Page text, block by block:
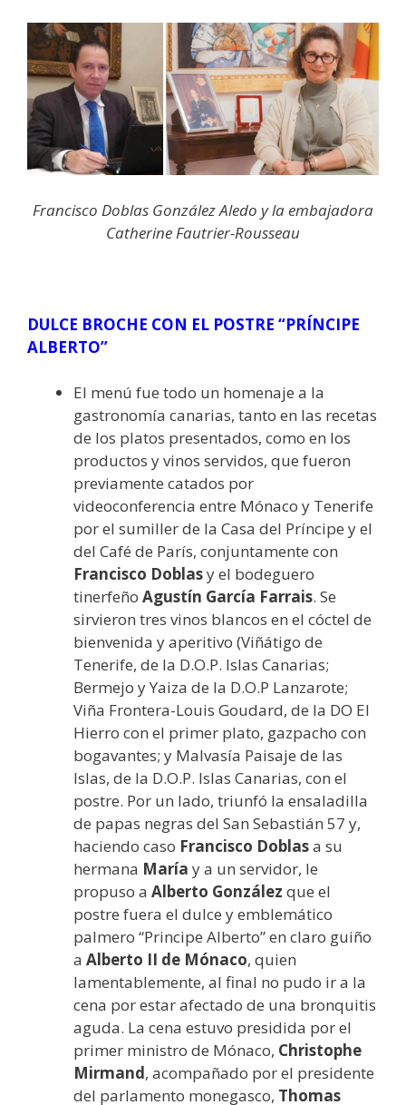
Francisco Doblas González Aledo y la embajadora
Catherine Fautrier-Rousseau
DULCE BROCHE CON EL POSTRE “PRÍNCIPE
ALBERTO”
El menú fue todo un homenaje a la
gastronomía canarias, tanto en las recetas
de los platos presentados, como en los
productos y vinos servidos, que fueron
previamente catados por
videoconferencia entre Mónaco y Tenerife
por el sumiller de la Casa del Príncipe y el
del Café de París, conjuntamente con
Francisco Doblasy el bodeguero
tinerfeño Agustín García Farrais. Se
sirvieron tres vinos blancos en el cóctel de
bienvenida y aperitivo (Viñátigo de
Tenerife, de la D.O.P. Islas Canarias;
Bermejo y Yaiza de la D.O.P Lanzarote;
Viña Frontera-Louis Goudard, de la DO El
Hierro con el primer plato, gazpacho con
bogavantes; y Malvasía Paisaje de las
Islas, de la D.O.P. Islas Canarias, con el
postre. Por un lado, triunfó la ensaladilla
de papas negras del San Sebastián 57 y,
haciendo caso Francisco Doblasa su
hermana María y a un servidor, le
propuso a Alberto González que el
postre fuera el dulce y emblemático
palmero “Principe Alberto” en claro guiño
a Alberto II de Mónaco, quien
lamentablemente, al final no pudo ir a la
cena por estar afectado de una bronquitis
aguda. La cena estuvo presidida por el
primer ministro de Mónaco, Christophe
Mirmand, acompañado por el presidente
del parlamento monegasco, Thomas